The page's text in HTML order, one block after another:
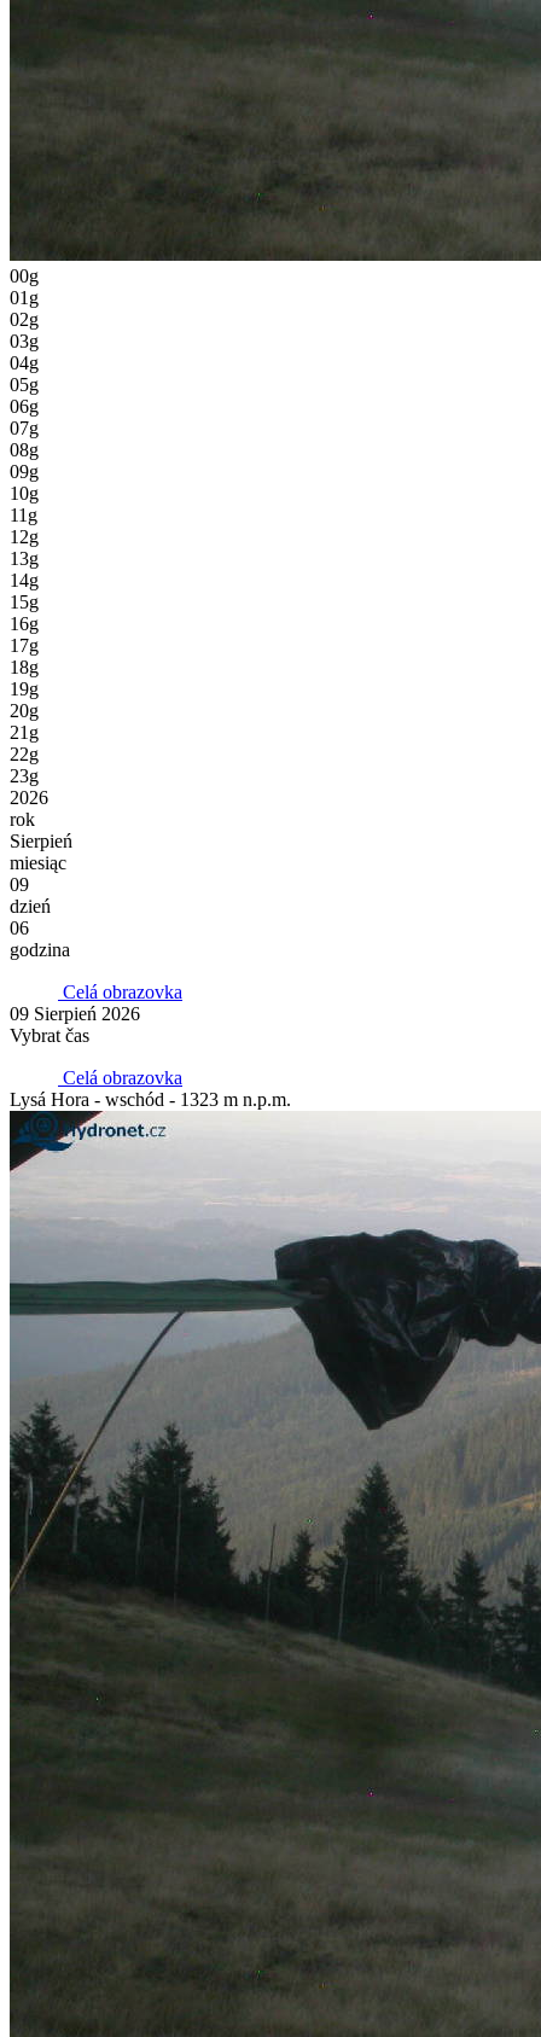
00g
01g
02g
03g
04g
05g
06g
07g
08g
09g
10g
11g
12g
13g
14g
15g
16g
17g
18g
19g
20g
21g
22g
23g
2026
rok
Sierpień
miesiąc
09
dzień
06
godzina
Celá obrazovka
09 Sierpień 2026
Vybrat čas
Celá obrazovka
Lysá Hora - wschód - 1323 m n.p.m.